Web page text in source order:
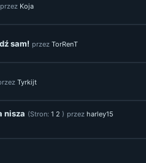
przez Koja
sam! przez TorRenT
Tyrkijt
nisza (Stron: 1 2 ) przez harley15